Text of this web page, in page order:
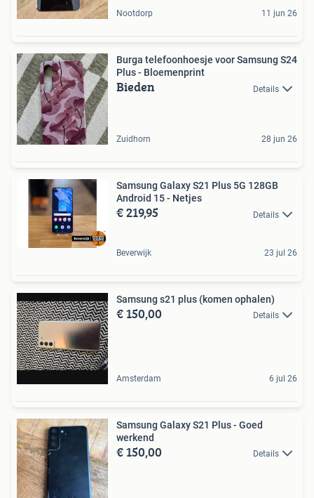
Nootdorp 11 jun 26
Burga telefoonhoesje voor Samsung S24
Plus - Bloemenprint
Bieden Details
Zuidhorn 28 jun 26
Samsung Galaxy S21 Plus 5G 128GB
Android 15 - Netjes
€ 219,95 Details
Beverwijk 23 jul 26
Samsung s21 plus (komen ophalen)
€ 150,00 Details
Amsterdam 6 jul 26
Samsung Galaxy S21 Plus - Goed
werkend
€ 150,00 Details